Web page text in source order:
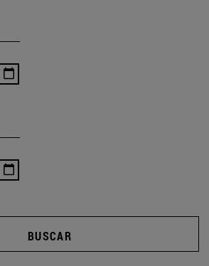
BUSCAR